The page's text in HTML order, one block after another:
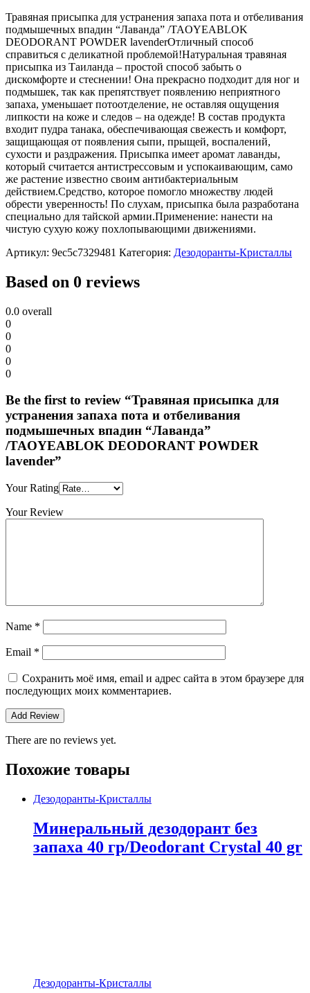
Травяная присыпка для устранения запаха пота и отбеливания
подмышечных впадин “Лаванда” /TAOYEABLOK
DEODORANT POWDER lavenderОтличный способ
справиться с деликатной проблемой!Натуральная травяная
присыпка из Таиланда – простой способ забыть о
дискомфорте и стеснении! Она прекрасно подходит для ног и
подмышек, так как препятствует появлению неприятного
запаха, уменьшает потоотделение, не оставляя ощущения
липкости на коже и следов – на одежде! В состав продукта
входит пудра танака, обеспечивающая свежесть и комфорт,
защищающая от появления сыпи, прыщей, воспалений,
сухости и раздражения. Присыпка имеет аромат лаванды,
который считается антистрессовым и успокаивающим, само
же растение известно своим антибактериальным
действием.Средство, которое помогло множеству людей
обрести уверенность! По слухам, присыпка была разработана
специально для тайской армии.Применение: нанести на
чистую сухую кожу похлопывающими движениями.
Артикул: 9ec5c7329481 Категория: Дезодоранты-Кристаллы
Based on 0 reviews
0.0 overall
0
0
0
0
0
Be the first to review “Травяная присыпка для
устранения запаха пота и отбеливания
подмышечных впадин “Лаванда”
/TAOYEABLOK DEODORANT POWDER
lavender”
Your Rating
Your Review
Name *
Email *
Сохранить моё имя, email и адрес сайта в этом браузере для
последующих моих комментариев.
There are no reviews yet.
Похожие товары
Дезодоранты-Кристаллы
Минеральный дезодорант без
запаха 40 гр/Deodorant Crystal 40 gr
Дезодоранты-Кристаллы